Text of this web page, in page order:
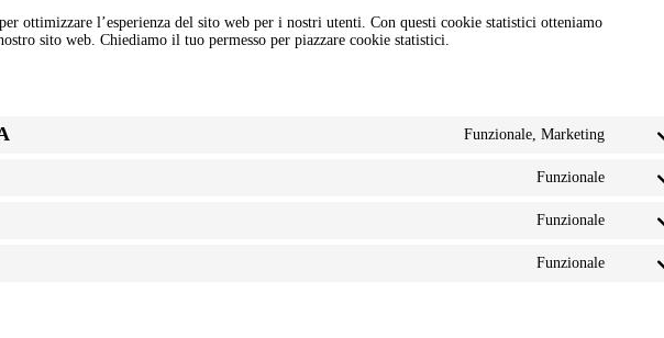
ottimizzare l’esperienza del sito web per i nostri utenti. Con questi cookie statistici otteniamo
sito web. Chiediamo il tuo permesso per piazzare cookie statistici.
Funzionale, Marketing
service
Funzionale
service
Funzionale
service
Funzionale